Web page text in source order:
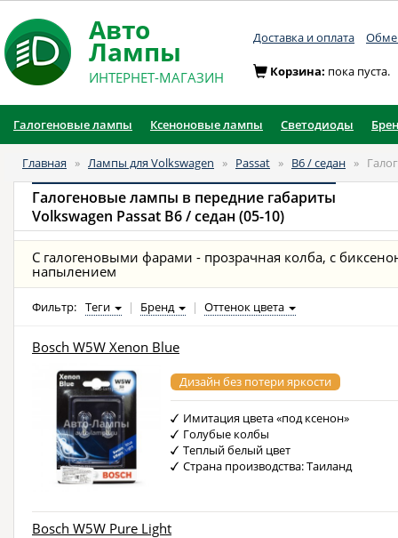
Авто
Лампы
ИНТЕРНЕТ-МАГАЗИН
Доставка и оплата
Корзина: пока пуста.
Галогеновые лампы Ксеноновые лампы Светодиоды
Главная » Лампы для Volkswagen » Passat » B6 / седан »
Галогеновые лампы в передние габариты
Volkswagen Passat B6 / седан (05-10)
С галогеновыми фарами - прозрачная колба, с
напылением
Фильтр: Теги | Бренд | Оттенок цвета
Bosch W5W Xenon Blue
Дизайн без потери яркости
Имитация цвета «под ксенон»
Голубые колбы
Теплый белый цвет
Страна производства: Таиланд
Bosch W5W Pure Light